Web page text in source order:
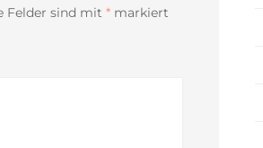
Felder sind mit * markiert